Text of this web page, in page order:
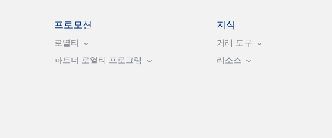
프로모션
로열티
파트너 로열티 프로그램
지식
거래 도구
리소스